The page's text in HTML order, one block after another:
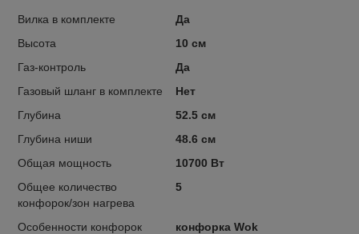
Вилка в комплекте
Да
Высота
10 см
Газ-контроль
Да
Газовый шланг в комплекте
Нет
Глубина
52.5 см
Глубина ниши
48.6 см
Общая мощность
10700 Вт
Общее количество
конфорок/зон нагрева
5
Особенности конфорок
конфорка Wok